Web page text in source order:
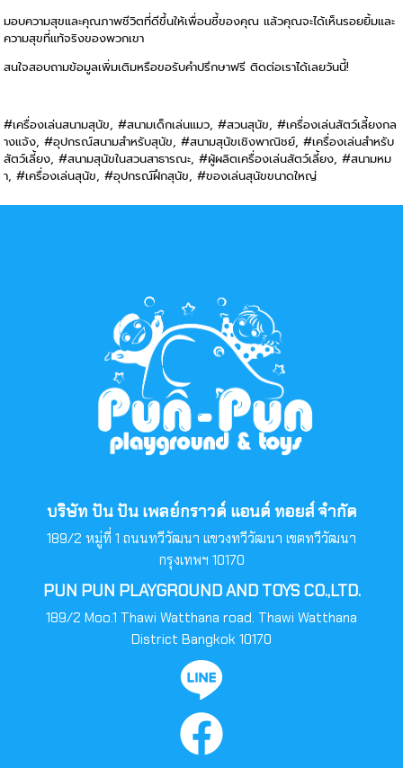
มอบความสุขและคุณภาพชีวิตที่ดีขึ้นให้เพื่อนซี้ของคุณ แล้วคุณจะได้เห็นรอยยิ้มและ
ความสุขที่แท้จริงของพวกเขา
สนใจสอบถามข้อมูลเพิ่มเติมหรือขอรับคำปรึกษาฟรี ติดต่อเราได้เลยวันนี้!
#เครื่องเล่นสนามสุนัข, #สนามเด็กเล่นแมว, #สวนสุนัข, #เครื่องเล่นสัตว์เลี้ยงกล
างแจ้ง, #อุปกรณ์สนามสำหรับสุนัข, #สนามสุนัขเชิงพาณิชย์, #เครื่องเล่นสำหรับ
สัตว์เลี้ยง, #สนามสุนัขในสวนสาธารณะ, #ผู้ผลิตเครื่องเล่นสัตว์เลี้ยง, #สนามหม
า, #เครื่องเล่นสุนัข, #อุปกรณ์ฝึกสุนัข, #ของเล่นสุนัขขนาดใหญ่
บริษัท ปัน ปัน เพลย์กราวด์ แอนด์ ทอยส์ จำกัด
189/2 หมู่ที่ 1 ถนนทวีวัฒนา แขวงทวีวัฒนา เขตทวีวัฒนา
กรุงเทพฯ 10170
PUN PUN PLAYGROUND AND TOYS CO.,LTD.
189/2 Moo.1 Thawi Watthana road. Thawi Watthana
District Bangkok 10170